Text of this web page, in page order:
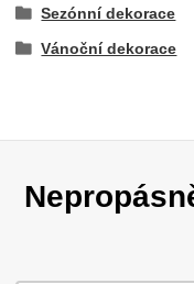
Sezónní dekorace
Vánoční dekorace